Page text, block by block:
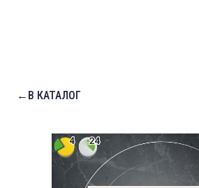
←В КАТАЛОГ